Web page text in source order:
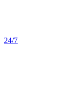
24/7